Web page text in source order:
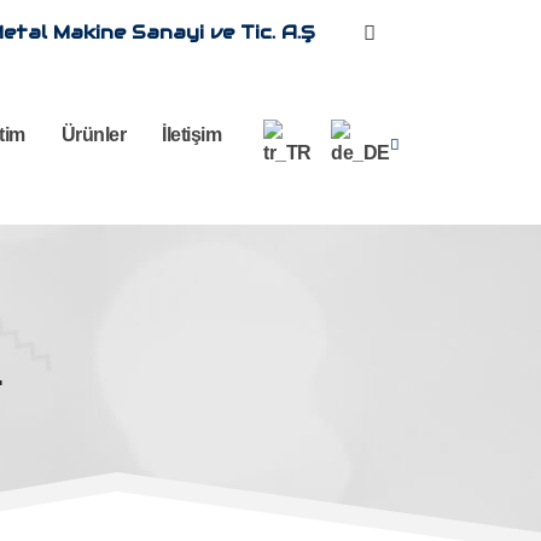
Makine Sanayi ve Tic. A.Ş
Ürünler İletişim